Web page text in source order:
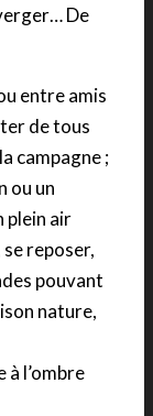
De
entre amis
de tous
campagne ;
ou un
plein air
reposer,
pouvant
nature,
l’ombre